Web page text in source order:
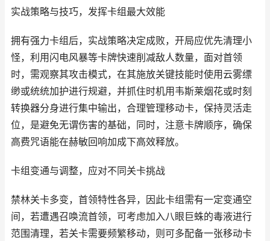
实战策略与技巧，发挥卡组最大效能
拥有强力卡组后，实战策略决定成败，开局应优先清理小
怪，利用闪电风暴等卡牌快速削减敌人数量，面对首领
时，需观察其攻击模式，在其施放关键技能时使用云雾缥
缈或统统加护进行规避，并抓住时机用韦斯莱烟花或时刻
转换器分身进行集中输出，合理管理移动卡，保持灵活走
位，是避免无谓伤害的基础，同时，注意卡牌顺序，确保
高费咒语能在赫敏回响加成下高效释放。
卡组变通与调整，应对不同关卡挑战
禁林关卡多变，首领特性各异，因此卡组需有一定变通空
间，若遭遇召唤流首领，可考虑加入八眼巨蛛的毒液进行
范围清理，若关卡需要频繁移动，则可多配备一张移动卡